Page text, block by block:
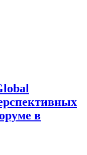
в